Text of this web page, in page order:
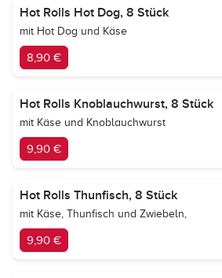
Hot Rolls Hot Dog, 8 Stück
mit Hot Dog und Käse
8,90 €
Hot Rolls Knoblauchwurst, 8 Stück
mit Käse und Knoblauchwurst
9,90 €
Hot Rolls Thunfisch, 8 Stück
mit Käse, Thunfisch und Zwiebeln,
9,90 €